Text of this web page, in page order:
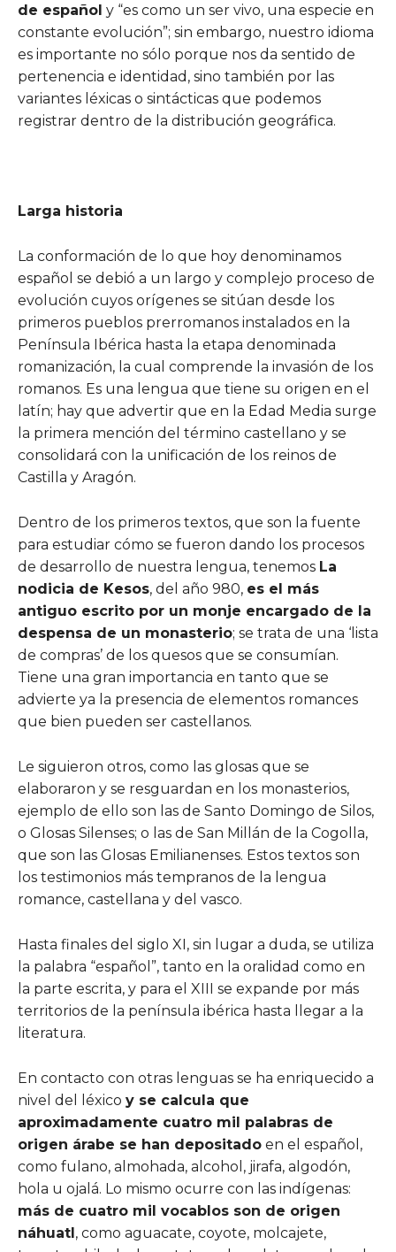
de español y “es como un ser vivo, una especie en
constante evolución”; sin embargo, nuestro idioma
es importante no sólo porque nos da sentido de
pertenencia e identidad, sino también por las
variantes léxicas o sintácticas que podemos
registrar dentro de la distribución geográfica.
Larga historia
La conformación de lo que hoy denominamos
español se debió a un largo y complejo proceso de
evolución cuyos orígenes se sitúan desde los
primeros pueblos prerromanos instalados en la
Península Ibérica hasta la etapa denominada
romanización, la cual comprende la invasión de los
romanos. Es una lengua que tiene su origen en el
latín; hay que advertir que en la Edad Media surge
la primera mención del término castellano y se
consolidará con la unificación de los reinos de
Castilla y Aragón.
Dentro de los primeros textos, que son la fuente
para estudiar cómo se fueron dando los procesos
de desarrollo de nuestra lengua, tenemos La
nodicia de Kesos, del año 980, es el más
antiguo escrito por un monje encargado de la
despensa de un monasterio; se trata de una ‘lista
de compras’ de los quesos que se consumían.
Tiene una gran importancia en tanto que se
advierte ya la presencia de elementos romances
que bien pueden ser castellanos.
Le siguieron otros, como las glosas que se
elaboraron y se resguardan en los monasterios,
ejemplo de ello son las de Santo Domingo de Silos,
o Glosas Silenses; o las de San Millán de la Cogolla,
que son las Glosas Emilianenses. Estos textos son
los testimonios más tempranos de la lengua
romance, castellana y del vasco.
Hasta finales del siglo XI, sin lugar a duda, se utiliza
la palabra “español”, tanto en la oralidad como en
la parte escrita, y para el XIII se expande por más
territorios de la península ibérica hasta llegar a la
literatura.
En contacto con otras lenguas se ha enriquecido a
nivel del léxico y se calcula que
aproximadamente cuatro mil palabras de
origen árabe se han depositado en el español,
como fulano, almohada, alcohol, jirafa, algodón,
hola u ojalá. Lo mismo ocurre con las indígenas:
más de cuatro mil vocablos son de origen
náhuatl , como aguacate, coyote, molcajete,